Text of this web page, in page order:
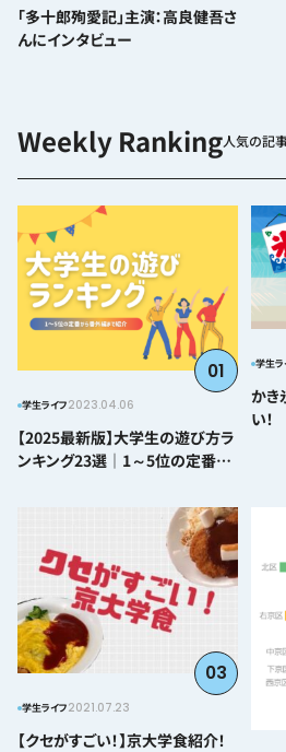
「多十郎殉愛記」主演：高良健吾さ
んにインタビュー
人気の記
01
学生ライフ2023.04.06
【2025最新版】大学生の遊び方ラ
ンキング23選｜1～5位の定番か
学生ラ
かき
い！
03
学生ライフ2021.07.23
【クセがすごい！】京大学食紹介！